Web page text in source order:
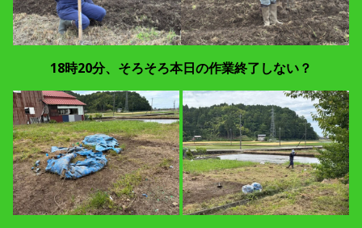
18時20分、そろそろ本日の作業終了しない？